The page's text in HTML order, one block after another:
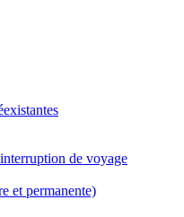
de voyage
et permanente)